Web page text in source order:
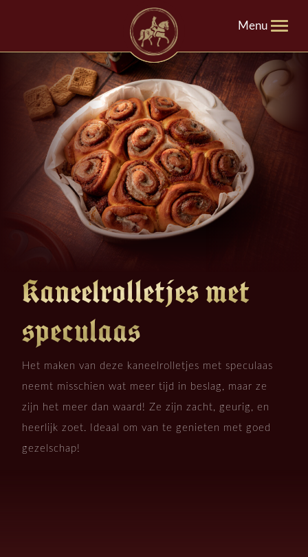
Menu
Kaneelrolletjes met
speculaas
Het maken van deze kaneelrolletjes met speculaas
neemt misschien wat meer tijd in beslag, maar ze
zijn het meer dan waard! Ze zijn zacht, geurig, en
heerlijk zoet. Ideaal om van te genieten met goed
gezelschap!